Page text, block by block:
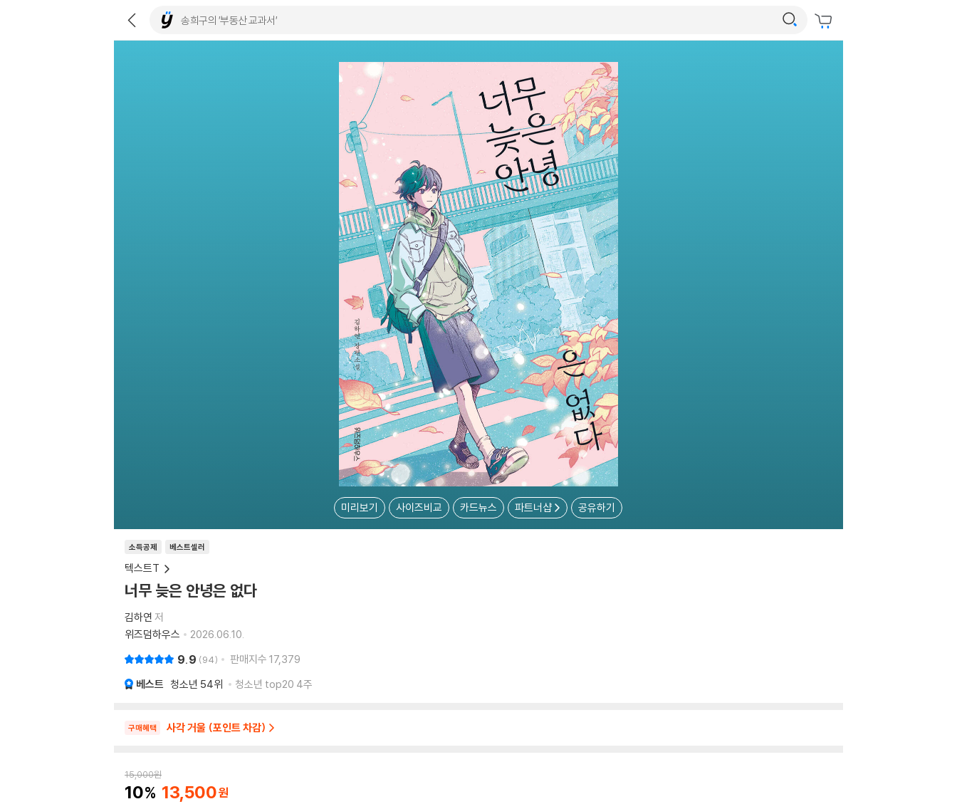
미리보기 사이즈비교 카드뉴스 파트너샵 공유하기
소득공제 베스트셀러
텍스트T
너무 늦은 안녕은 없다
김하연 저
위즈덤하우스
2026.06.10.
9.9 94 판매지수 17,379
베스트 청소년 54위 청소년 top20 4주
구매혜택 사각 거울 (포인트 차감)
15,000원
10 13,500